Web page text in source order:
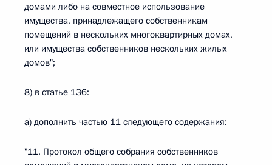
домами либо на совместное использование
имущества, принадлежащего собственникам
помещений в нескольких многоквартирных домах,
или имущества собственников нескольких жилых
домов";
8) в статье 136:
а) дополнить частью 11 следующего содержания:
"11. Протокол общего собрания собственников